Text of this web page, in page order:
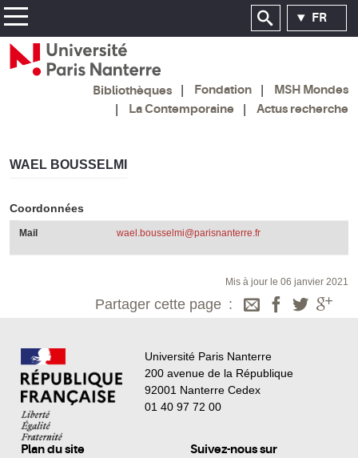
FR
Bibliothèques Fondation
MSH Mondes
La Contemporaine
Actus recherche
WAEL BOUSSELMI
Coordonnées
Mail wael.bousselmi@parisnanterre.fr
Mis à jour le 06 janvier 2021
Partager cette page
Université Paris Nanterre
200 avenue de la République
92001 Nanterre Cedex
01 40 97 72 00
Plan du site Suivez-nous sur